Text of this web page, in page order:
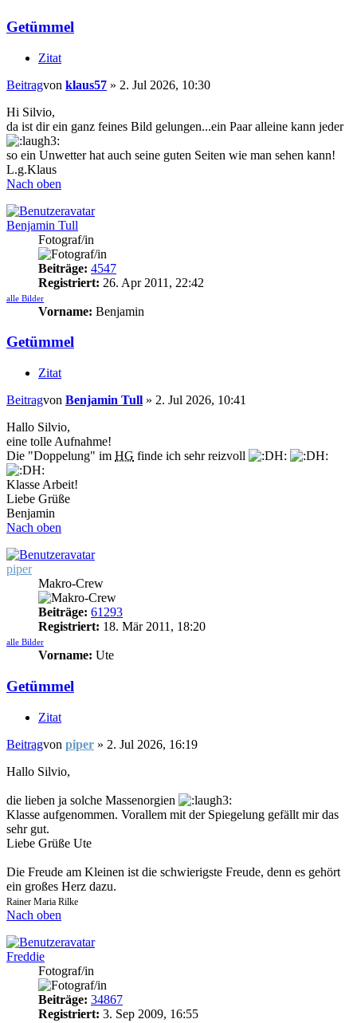
Getümmel
Zitat
Beitragvon klaus57 » 2. Jul 2026, 10:30
Hi Silvio,
da ist dir ein ganz feines Bild gelungen...ein Paar alleine kann jeder
so ein Unwetter hat auch seine guten Seiten wie man sehen kann!
L.g.Klaus
Nach oben
Benjamin Tull
Fotograf/in
Beiträge: 4547
Registriert: 26. Apr 2011, 22:42
alle Bilder
Vorname: Benjamin
Getümmel
Zitat
Beitragvon Benjamin Tull » 2. Jul 2026, 10:41
Hallo Silvio,
eine tolle Aufnahme!
Die "Doppelung" im HG finde ich sehr reizvoll
Klasse Arbeit!
Liebe Grüße
Benjamin
Nach oben
piper
Makro-Crew
Beiträge: 61293
Registriert: 18. Mär 2011, 18:20
alle Bilder
Vorname: Ute
Getümmel
Zitat
Beitragvon piper » 2. Jul 2026, 16:19
Hallo Silvio,
die lieben ja solche Massenorgien
Klasse aufgenommen. Vorallem mit der Spiegelung gefällt mir das
sehr gut.
Liebe Grüße Ute
Die Freude am Kleinen ist die schwierigste Freude, denn es gehört
ein großes Herz dazu.
Rainer Maria Rilke
Nach oben
Freddie
Fotograf/in
Beiträge: 34867
Registriert: 3. Sep 2009, 16:55